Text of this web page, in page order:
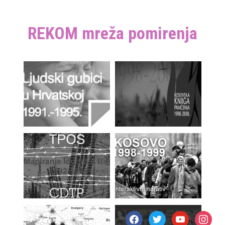
REKOM mreža pomirenja
facebooktwitteryoutube